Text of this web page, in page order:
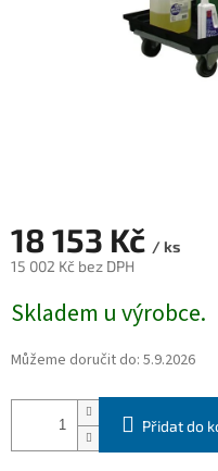
18 153 Kč / ks
15 002 Kč bez DPH
cena:
Skladem u výrobce.
Můžeme doručit do: 5.9.2026
Přidat do